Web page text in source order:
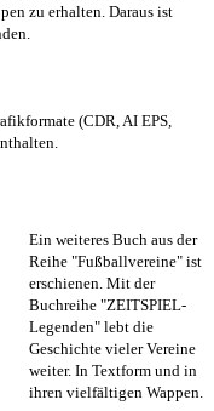
zu erhalten. Daraus ist
(CDR, AI EPS,
Ein weiteres Buch aus der
Reihe "Fußballvereine" ist
erschienen. Mit der
Buchreihe "ZEITSPIEL-
Legenden" lebt die
Geschichte vieler Vereine
weiter. In Textform und in
ihren vielfältigen Wappen.